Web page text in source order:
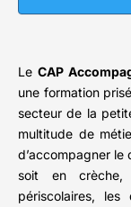
Le CAP
une formation
secteur de la
multitude de
d’accompagner
soit en
périscolaires,